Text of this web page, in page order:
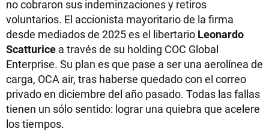
no cobraron sus indeminzaciones y retiros
voluntarios. El accionista mayoritario de la firma
desde mediados de 2025 es el libertario Leonardo
Scatturice a través de su holding COC Global
Enterprise. Su plan es que pase a ser una aerolínea de
carga, OCA air, tras haberse quedado con el correo
privado en diciembre del año pasado. Todas las fallas
tienen un sólo sentido: lograr una quiebra que acelere
los tiempos.